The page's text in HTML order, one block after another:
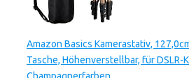
Amazon Basics Kamerastativ,
Tasche, Höhenverstellbar, für DSLR-